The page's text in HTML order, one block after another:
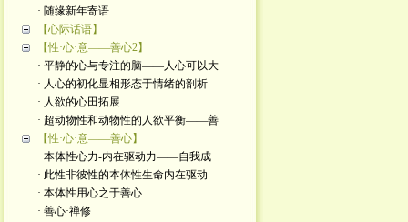
· 随缘新年寄语
【心际话语】
【性·心·意——善心2】
· 平静的心与专注的脑——人心可以大
· 人心的初化显相形态于情绪的剖析
· 人欲的心田拓展
· 超动物性和动物性的人欲平衡——善
【性·心·意——善心】
· 本体性心力-内在驱动力——自我成
· 此性非彼性的本体性生命内在驱动
· 本体性用心之于善心
· 善心·禅修